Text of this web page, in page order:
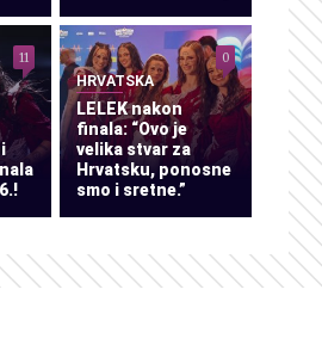
11
HRVATSKA
LELEK nakon
finala: “Ovo je
velika stvar za
Hrvatsku, ponosne
smo i sretne.”
0